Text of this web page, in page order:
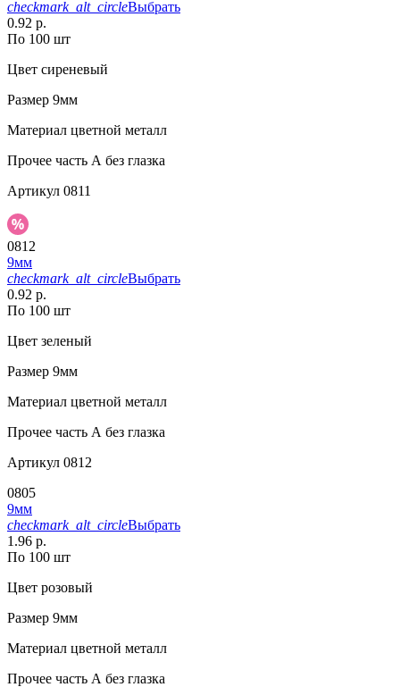
checkmark_alt_circleВыбрать
0.92 р.
По 100 шт
Цвет сиреневый
Размер 9мм
Материал цветной металл
Прочее часть А без глазка
Артикул 0811
0812
9мм
checkmark_alt_circleВыбрать
0.92 р.
По 100 шт
Цвет зеленый
Размер 9мм
Материал цветной металл
Прочее часть А без глазка
Артикул 0812
0805
9мм
checkmark_alt_circleВыбрать
1.96 р.
По 100 шт
Цвет розовый
Размер 9мм
Материал цветной металл
Прочее часть А без глазка